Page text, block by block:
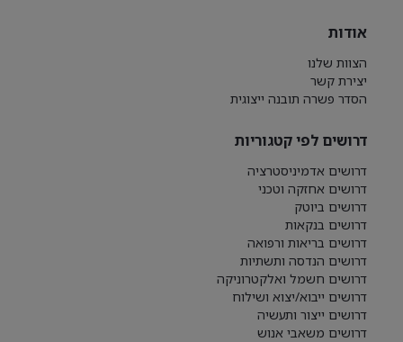
אודות
הצוות שלנו
יצירת קשר
הסדר פשרה תובנה ייצוגית
דרושים לפי קטגוריות
דרושים אדמיניסטרציה
דרושים אחזקה וטכני
דרושים ביוטק
דרושים בנקאות
דרושים בריאות ורפואה
דרושים הנדסה ותשתיות
דרושים חשמל ואלקטרוניקה
דרושים ייבוא/יצוא ושילוח
דרושים ייצור ותעשיה
דרושים משאבי אנוש